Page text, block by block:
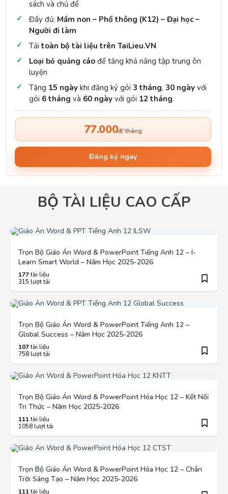
sách và chủ đề
Đầy đủ: Mầm non – Phổ thông (K12) – Đại học –
Người đi làm
Tải toàn bộ tài liệu trên TaiLieu.VN
Loại bỏ quảng cáo để tăng khả năng tập trung ôn
luyện
Tặng 15 ngày khi đăng ký gói 3 tháng, 30 ngày với
gói 6 tháng và 60 ngày với gói 12 tháng.
77.000đ/ tháng
Đăng ký ngay
BỘ TÀI LIỆU CAO CẤP
Trọn Bộ Giáo Án Word & PowerPoint Tiếng Anh 12 – I-
Learn Smart World – Năm Học 2025-2026
177tài liệu
315 lượt tải
Trọn Bộ Giáo Án Word & PowerPoint Tiếng Anh 12 –
Global Success – Năm Học 2025-2026
107tài liệu
758 lượt tải
Trọn Bộ Giáo Án Word & PowerPoint Hóa Học 12 – Kết Nối
Tri Thức – Năm Học 2025-2026
111tài liệu
1058 lượt tải
Trọn Bộ Giáo Án Word & PowerPoint Hóa Học 12 – Chân
Trời Sáng Tạo – Năm Học 2025-2026
111tài liệu